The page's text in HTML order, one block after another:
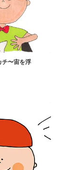
チ〜宙を浮